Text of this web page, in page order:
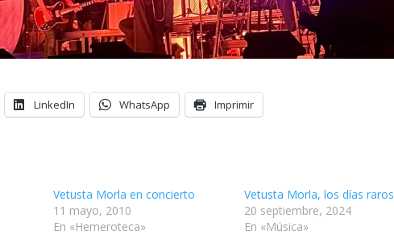
LinkedIn WhatsApp Imprimir
Vetusta Morla en concierto
11 mayo, 2010
En «Hemeroteca»
Vetusta Morla, los días raros
20 septiembre, 2024
En «Música»